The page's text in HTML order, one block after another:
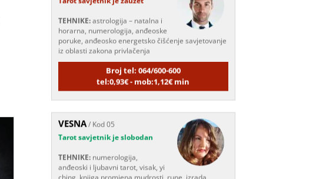
TEHNIKE:astrologija – natalna i
horarna, numerologija, anđeoske
poruke, anđeosko energetsko čišćenje savjetovanje
iz oblasti zakona privlačenja
Broj tel: 064/600-600
tel:0,93€ - mob:1,12€ min
/ Kod 05
Tarot savjetnik je slobodan
TEHNIKE:numerologija,
anđeoski i ljubavni tarot, visak, yi
ching, knjiga promjena mudrosti, rune, izrada
runskih amajlija